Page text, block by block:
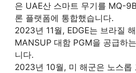
은 UAE산 스마트 무기를 MQ-
론 플랫폼에 통합했습니다.
2023년 11월, EDGE는 브라질
MANSUP 대함 PGM을 공급하
니다.
2023년 10월, 미 해군은 노스롭